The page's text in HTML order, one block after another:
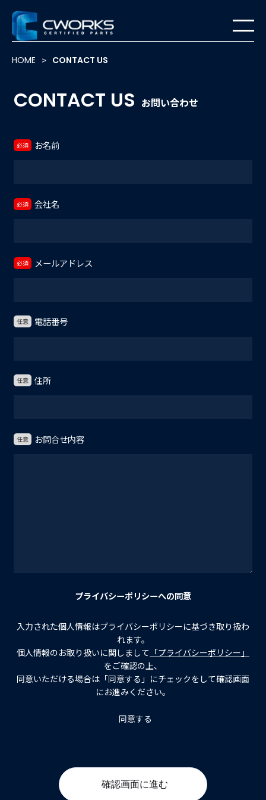
HOME > CONTACT US
CONTACT US お問い合わせ
必須 お名前
必須 会社名
必須 メールアドレス
任意 電話番号
任意 住所
任意 お問合せ内容
プライバシーポリシーへの同意
入力された個人情報はプライバシーポリシーに基づき取り扱わ
れます。
個人情報のお取り扱いに関しまして 「プライバシーポリシー」
をご確認の上、
同意いただける場合は「同意する」にチェックをして確認画面
にお進みください。
同意する
確認画面に進む